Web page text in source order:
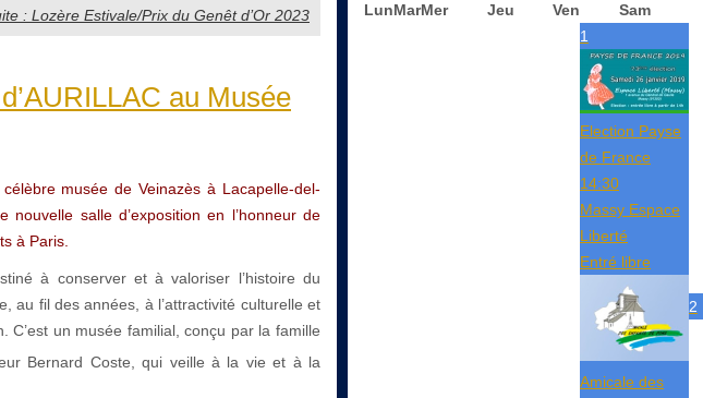
: Lozère Estivale/Prix du Genêt d’Or 2023
au Musée
musée de Veinazès à Lacapelle-del-
nouvelle salle d’exposition en l’honneur de
à Paris.
à conserver et à valoriser l’histoire du
au fil des années, à l’attractivité culturelle et
C’est un musée familial, conçu par la famille
Bernard Coste, qui veille à la vie et à la
LunMarMer Jeu Ven
Sam
1
Election Payse
de France
14:30
Massy Espace
Liberté
Entré libre
Amicale des
2